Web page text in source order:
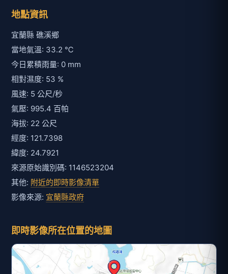
地點資訊
宜蘭縣 礁溪鄉
當地氣溫: 33.2 ℃
今日累積雨量: 0 mm
相對濕度: 53 %
風速: 5 公尺/秒
氣壓: 995.4 百帕
海拔: 22 公尺
經度: 121.7398
緯度: 24.7921
來源原始識別碼: 1146523204
其他: 附近的即時影像清單
影像來源: 宜蘭縣政府
即時影像所在位置的地圖